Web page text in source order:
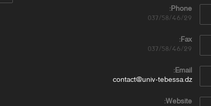
Phone:
037/58/46/29
Fax:
037/58/46/29
Email:
contact@univ-tebessa.dz
Website: